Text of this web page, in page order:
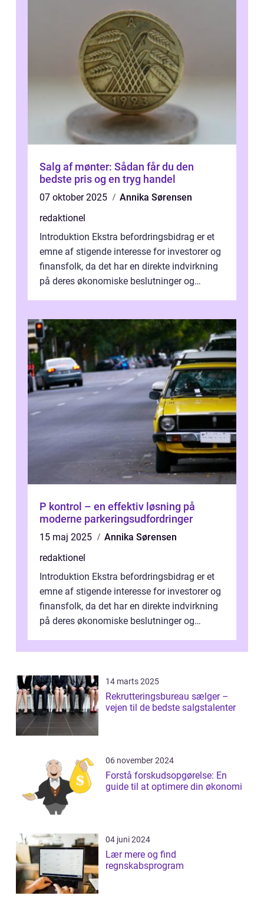
Salg af mønter: Sådan får du den
bedste pris og en tryg handel
07 oktober 2025
Annika Sørensen
redaktionel
Introduktion Ekstra befordringsbidrag er et
emne af stigende interesse for investorer og
finansfolk, da det har en direkte indvirkning
på deres økonomiske beslutninger og
P kontrol – en effektiv løsning på
moderne parkeringsudfordringer
15 maj 2025
Annika Sørensen
redaktionel
Introduktion Ekstra befordringsbidrag er et
emne af stigende interesse for investorer og
finansfolk, da det har en direkte indvirkning
på deres økonomiske beslutninger og
14 marts 2025
Rekrutteringsbureau sælger –
vejen til de bedste salgstalenter
06 november 2024
Forstå forskudsopgørelse: En
guide til at optimere din økonomi
04 juni 2024
Lær mere og find
regnskabsprogram